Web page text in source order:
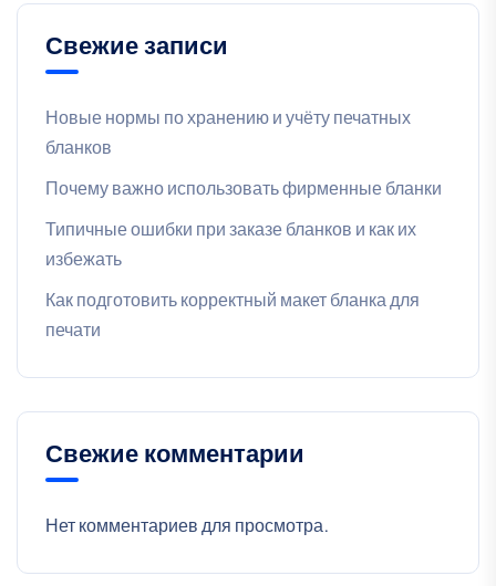
Свежие записи
Новые нормы по хранению и учёту печатных
бланков
Почему важно использовать фирменные бланки
Типичные ошибки при заказе бланков и как их
избежать
Как подготовить корректный макет бланка для
печати
Свежие комментарии
Нет комментариев для просмотра.